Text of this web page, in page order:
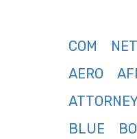
COM NET
AERO
BLUE